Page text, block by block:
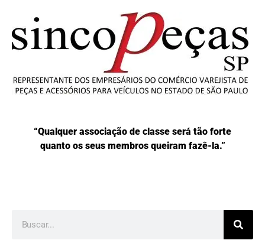
“Qualquer associação de classe será tão forte
quanto os seus membros queiram fazê-la.”